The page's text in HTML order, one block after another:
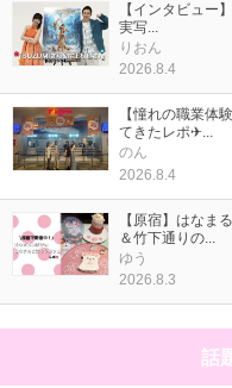
【インタビュー
実写...
りおん
2026.8.4
【憧れの職業体
てきたレポ✈...
のん
2026.8.4
【原宿】はなま
＆竹下通りの...
ゆう
2026.8.3
話